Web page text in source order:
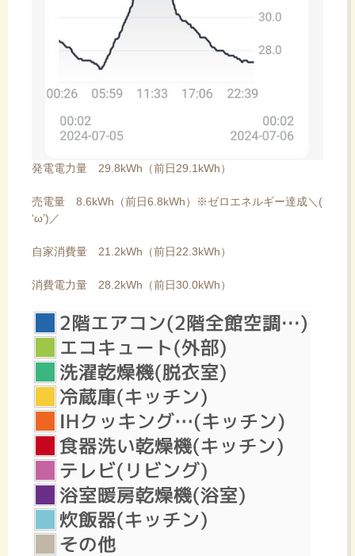
発電電力量 29.8kWh（前日29.1kWh）
売電量 8.6kWh（前日6.8kWh）※ゼロエネルギー達成＼(
‘ω’)／
自家消費量 21.2kWh（前日22.3kWh）
消費電力量 28.2kWh（前日30.0kWh）